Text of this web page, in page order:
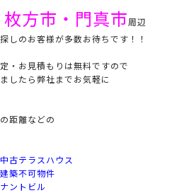
方市・門真市周辺
しのお客様が多数お待ちです！！
・お見積もりは無料ですので
したら弊社までお気軽に
距離などの
古テラスハウス
築不可物件
ントビル